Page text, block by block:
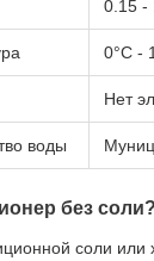
0.15
0°C -
Нет
воды
без соли?
соли или